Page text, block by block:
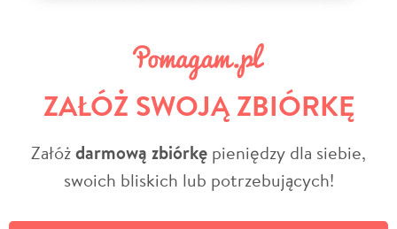
ZAŁÓŻ SWOJĄ ZBIÓRKĘ
Załóżdarmową zbiórkę pieniędzy dla siebie,
swoich bliskich lub potrzebujących!